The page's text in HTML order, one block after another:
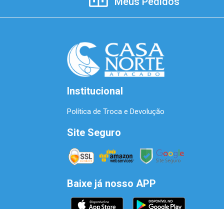
Institucional
Política de Troca e Devolução
Site Seguro
Baixe já nosso APP